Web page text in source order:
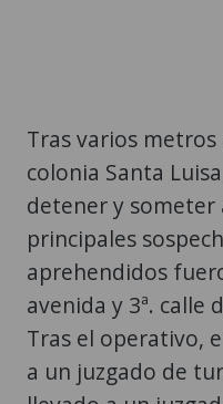
Tras varios metros
colonia Santa
detener y someter
principales
aprehendidos
avenida y 3ª. calle
Tras el operativo,
a un juzgado de